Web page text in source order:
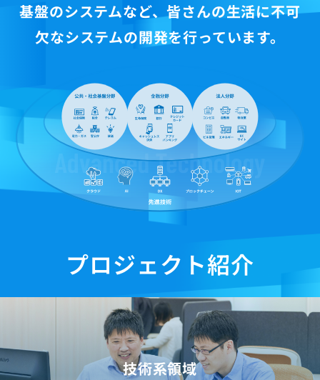
基盤のシステムなど、皆さんの生活に不可
欠なシステムの開発を行っています。
プロジェクト紹介
技術系領域